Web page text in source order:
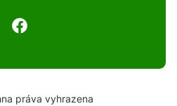
práva vyhrazena